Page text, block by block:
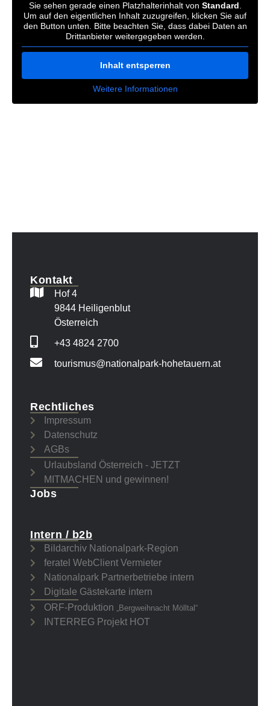
Sie sehen gerade einen Platzhalterinhalt von Standard
Um auf den eigentlichen Inhalt zuzugreifen, klicken Sie auf
den Button unten. Bitte beachten Sie, dass dabei Daten an
Drittanbieter weitergegeben werden.
Inhalt entsperren
Weitere Informationen
Kontakt
Hof 4
9844 Heiligenblut
Österreich
+43 4824 2700
tourismus@nationalpark-hohetauern.at
Rechtliches
Impressum
Datenschutz
AGBs
Urlaubsland Österreich - JETZT
MITMACHEN und gewinnen!
Jobs
Intern / b2b
Bildarchiv Nationalpark-Region
feratel WebClient Vermieter
Nationalpark Partnerbetriebe intern
Digitale Gästekarte intern
ORF-Produktion „Bergweihnacht Mölltal“
INTERREG Projekt HOT